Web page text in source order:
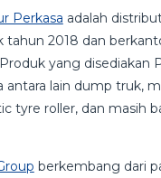
Perkasa adalah
tahun 2018 dan
yang disediakan
antara lain dump truk,
tyre roller, dan masih
berkembang dari